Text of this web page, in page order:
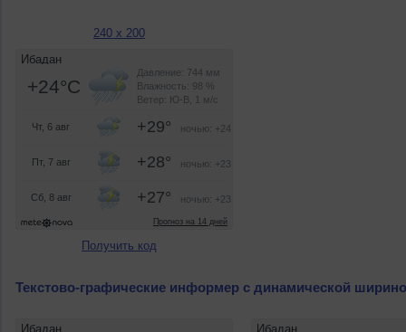
240 x 200
Получить код
Текстово-графические информер с динамической